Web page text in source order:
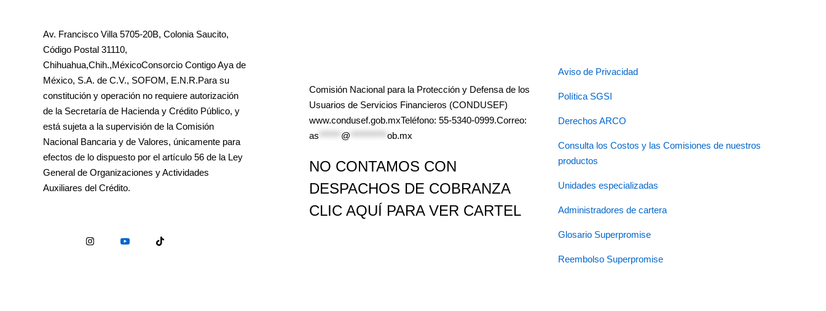
Av. Francisco Villa 5705-20B, Colonia Saucito,
Código Postal 31110,
Chihuahua,Chih.,MéxicoConsorcio Contigo Aya de
México, S.A. de C.V., SOFOM, E.N.R.Para su
constitución y operación no requiere autorización
de la Secretaría de Hacienda y Crédito Público, y
está sujeta a la supervisión de la Comisión
Nacional Bancaria y de Valores, únicamente para
efectos de lo dispuesto por el artículo 56 de la Ley
General de Organizaciones y Actividades
Auxiliares del Crédito.
Comisión Nacional para la Protección y Defensa de los
Usuarios de Servicios Financieros (CONDUSEF)
www.condusef.gob.mxTeléfono: 55-5340-0999.Correo:
as
@ ob.mx
NO CONTAMOS CON
DESPACHOS DE COBRANZA
CLIC AQUÍ PARA VER CARTEL
Aviso de Privacidad
Política SGSI
Derechos ARCO
Consulta los Costos y las Comisiones de nuestros
productos
Unidades especializadas
Administradores de cartera
Glosario Superpromise
Reembolso Superpromise